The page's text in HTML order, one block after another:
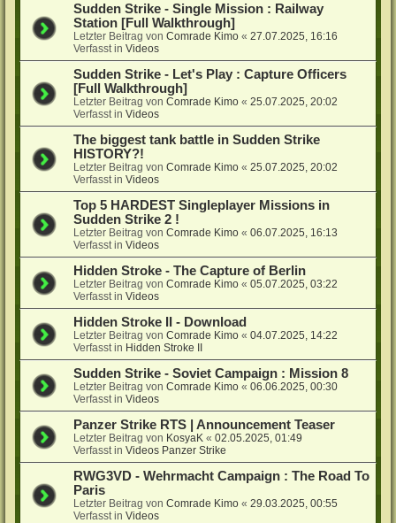
Sudden Strike - Single Mission : Railway
Station [Full Walkthrough]
Letzter Beitrag vonComrade Kimo «27.07.2025, 16:16
Verfasst inVideos
Sudden Strike - Let's Play : Capture Officers
[Full Walkthrough]
Letzter Beitrag vonComrade Kimo «25.07.2025, 20:02
Verfasst inVideos
The biggest tank battle in Sudden Strike
HISTORY?!
Letzter Beitrag vonComrade Kimo «25.07.2025, 20:02
Verfasst inVideos
Top 5 HARDEST Singleplayer Missions in
Sudden Strike 2 !
Letzter Beitrag vonComrade Kimo «06.07.2025, 16:13
Verfasst inVideos
Hidden Stroke - The Capture of Berlin
Letzter Beitrag vonComrade Kimo «05.07.2025, 03:22
Verfasst inVideos
Hidden Stroke II - Download
Letzter Beitrag vonComrade Kimo «04.07.2025, 14:22
Verfasst in Hidden Stroke II
Sudden Strike - Soviet Campaign : Mission 8
Letzter Beitrag vonComrade Kimo «06.06.2025, 00:30
Verfasst inVideos
Panzer Strike RTS | Announcement Teaser
Letzter Beitrag von KosyaK «02.05.2025, 01:49
Verfasst inVideos Panzer Strike
RWG3VD - Wehrmacht Campaign : The Road To
Paris
Letzter Beitrag vonComrade Kimo «29.03.2025, 00:55
Verfasst inVideos